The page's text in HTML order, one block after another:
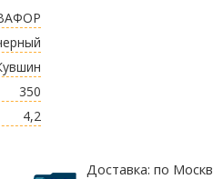
350
4,2
Доставка: по